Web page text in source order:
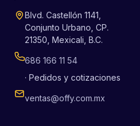
Blvd. Castellón 1141,
Conjunto Urbano, CP.
21350, Mexicali, B.C.
686 166 11 54
· Pedidos y cotizaciones
ventas@offy.com.mx